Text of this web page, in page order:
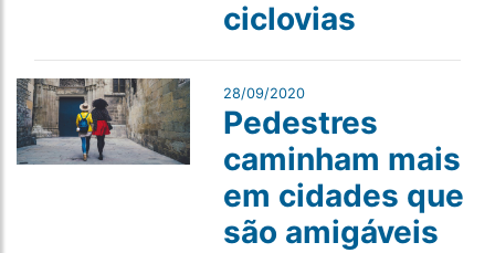
ciclovias
28/09/2020
Pedestres
caminham mais
em cidades que
são amigáveis